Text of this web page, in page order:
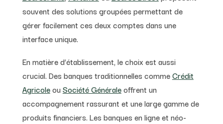
souvent des solutions groupées permettant de
gérer facilement ces deux comptes dans une
interface unique.
En matière d’établissement, le choix est aussi
crucial. Des banques traditionnelles commeCrédit
Agricoleou Société Généraleoffrent un
accompagnement rassurant et une large gamme de
produits financiers. Les banques en ligne et néo-